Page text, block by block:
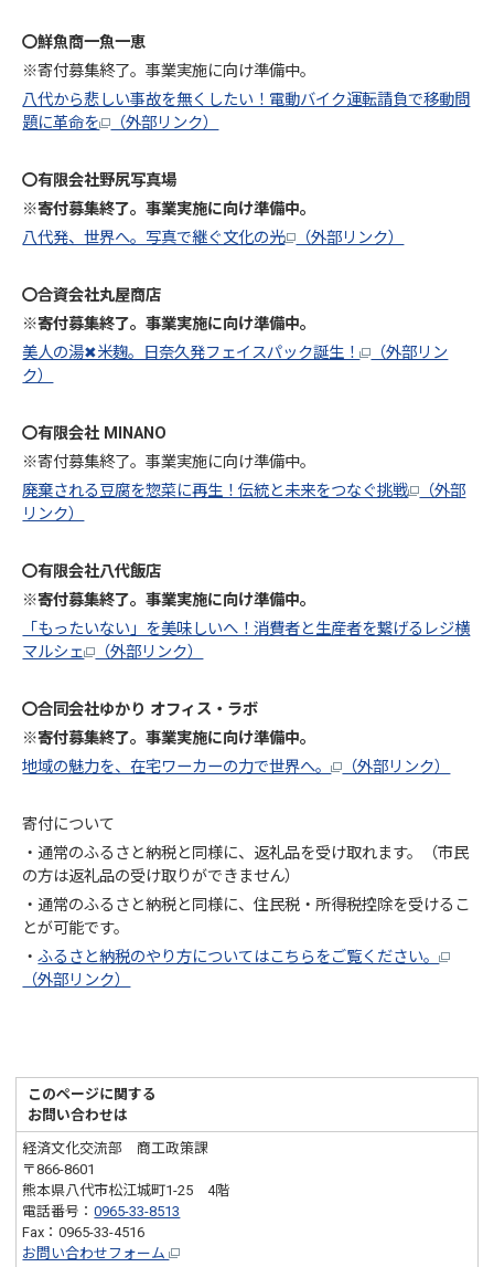
〇鮮魚商一魚一恵
※寄付募集終了。事業実施に向け準備中。
八代から悲しい事故を無くしたい！電動バイク運転請負で移動問
題に革命を
（外部リンク）
〇有限会社野尻写真場
※寄付募集終了。事業実施に向け準備中。
八代発、世界へ。写真で継ぐ文化の光
（外部リンク）
〇合資会社丸屋商店
※寄付募集終了。事業実施に向け準備中。
美人の湯✖︎米麹。日奈久発フェイスパック誕生！
（外部リン
ク）
〇有限会社 ΜΙΝΑΝΟ
※寄付募集終了。事業実施に向け準備中。
廃棄される豆腐を惣菜に再生！伝統と未来をつなぐ挑戦
（外部
リンク）
〇有限会社八代飯店
※寄付募集終了。事業実施に向け準備中。
「もったいない」を美味しいへ！消費者と生産者を繋げるレジ横
マルシェ
（外部リンク）
〇合同会社ゆかり オフィス・ラボ
※寄付募集終了。事業実施に向け準備中。
地域の魅力を、在宅ワーカーの力で世界へ。
（外部リンク）
寄付について
・通常のふるさと納税と同様に、返礼品を受け取れます。（市民
の方は返礼品の受け取りができません）
・通常のふるさと納税と同様に、住民税・所得税控除を受けるこ
とが可能です。
・ふるさと納税のやり方についてはこちらをご覧ください。
（外部リンク）
このページに関する
お問い合わせは
経済文化交流部 商工政策課
〒866-8601
熊本県八代市松江城町1-25 4階
電話番号：0965-33-8513
Fax：0965-33-4516
お問い合わせフォーム